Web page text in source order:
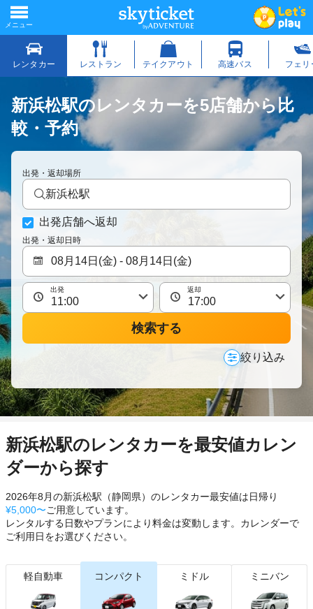
新浜松駅のレンタカーを5店舗から比
較・予約
出発・返却場所
新浜松駅
出発店舗へ返却
出発・返却日時
出発 返却
検索する
絞り込み
新浜松駅のレンタカーを最安値カレン
ダーから探す
2026年8月の新浜松駅（静岡県）のレンタカー最安値は日帰り
¥5,000〜ご用意しています。
レンタルする日数やプランにより料金は変動します。カレンダーで
ご利用日をお選びください。
軽自動車 コンパクト ミドル ミニバン